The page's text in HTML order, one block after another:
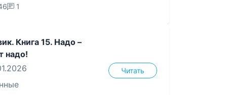
1
Книга 15. Надо –
надо!
Читать